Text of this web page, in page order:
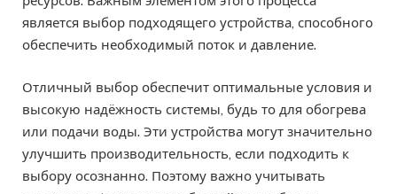
является выбор подходящего устройства, способного
обеспечить необходимый поток и давление.
Отличный выбор обеспечит оптимальные условия и
высокую надёжность системы, будь то для обогрева
или подачи воды. Эти устройства могут значительно
улучшить производительность, если подходить к
выбору осознанно. Поэтому важно учитывать